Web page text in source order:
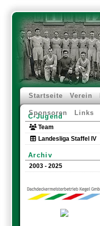
Startseite Verein
Sponsoren Links
C-Jugend
Team
Landesliga Staffel IV
Archiv
2003 - 2025